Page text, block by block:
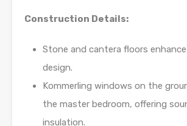
Construction Details:
Stone and cantera floors
design.
Kommerling windows on the
the master bedroom, offering
insulation.